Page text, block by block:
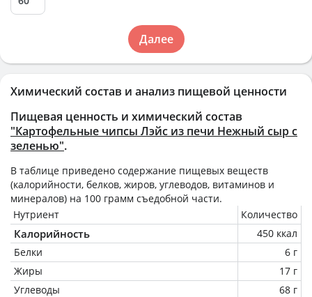
Химический состав и анализ пищевой ценности
Пищевая ценность и химический состав
"Картофельные чипсы Лэйс из печи Нежный сыр с
зеленью".
В таблице приведено содержание пищевых веществ
(калорийности, белков, жиров, углеводов, витаминов и
минералов) на 100 грамм съедобной части.
Нутриент
Количество
Калорийность
450 ккал
Белки
6 г
Жиры
17 г
Углеводы
68 г
Далее